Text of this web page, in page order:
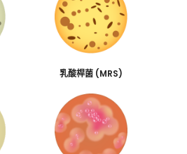
乳酸桿菌 (MRS)